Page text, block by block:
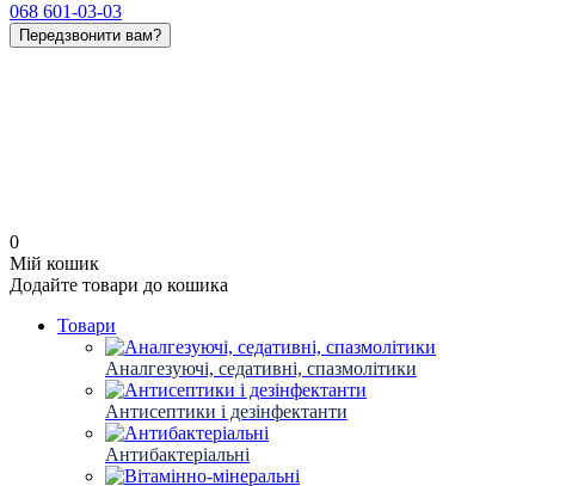
068 601-03-03
Передзвонити вам?
0
Мій кошик
Додайте товари до кошика
Товари
Аналгезуючі, седативні, спазмолітики
Антисептики і дезінфектанти
Антибактеріальні